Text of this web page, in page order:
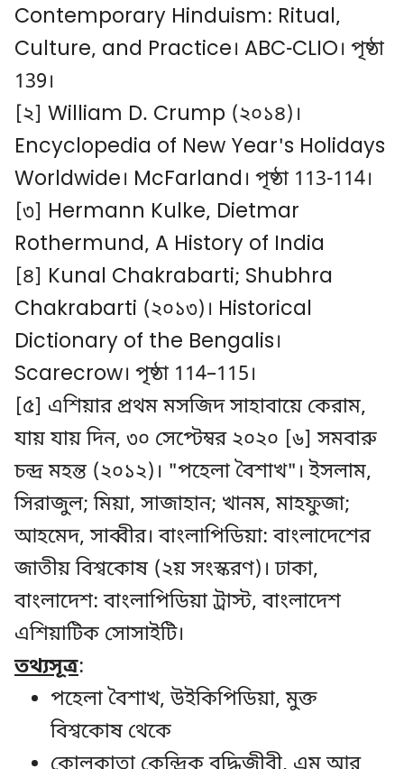
Contemporary Hinduism: Ritual,
Culture, and Practice। ABC-CLIO। পৃষ্ঠা
139।
[২] William D. Crump (২০১৪)।
Encyclopedia of New Year's Holidays
Worldwide। McFarland। পৃষ্ঠা 113-114।
[৩] Hermann Kulke, Dietmar
Rothermund, A History of India
[৪] Kunal Chakrabarti; Shubhra
Chakrabarti (২০১৩)। Historical
Dictionary of the Bengalis।
Scarecrow। পৃষ্ঠা 114–115।
[৫] এশিয়ার প্রথম মসজিদ সাহাবায়ে কেরাম,
যায় যায় দিন, ৩০ সেপ্টেম্বর ২০২০ [৬] সমবারু
চন্দ্র মহন্ত (২০১২)। "পহেলা বৈশাখ"। ইসলাম,
সিরাজুল; মিয়া, সাজাহান; খানম, মাহফুজা;
আহমেদ, সাব্বীর। বাংলাপিডিয়া: বাংলাদেশের
জাতীয় বিশ্বকোষ (২য় সংস্করণ)। ঢাকা,
বাংলাদেশ: বাংলাপিডিয়া ট্রাস্ট, বাংলাদেশ
এশিয়াটিক সোসাইটি।
তথ্যসূত্র:
পহেলা বৈশাখ, উইকিপিডিয়া, মুক্ত
বিশ্বকোষ থেকে